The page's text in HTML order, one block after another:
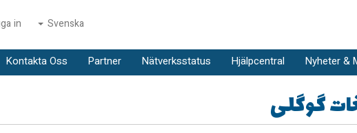
Svenska
in
Nyheter &
Hjälpcentral
Nätverksstatus
Partner
Kontakta Oss
گوگلی